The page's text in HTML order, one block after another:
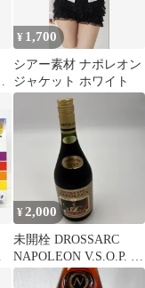
¥ 1,700
シアー素材 ナポレオン
ジャケット ホワイト
¥2,000
未開栓 DROSSARC
NAPOLEON V.S.O.P. ブ
ランデー